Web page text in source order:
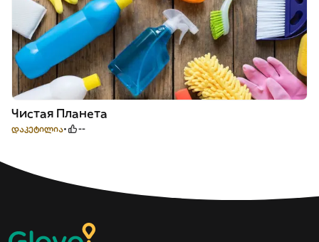
Чистая Планета
დაკეტილია --